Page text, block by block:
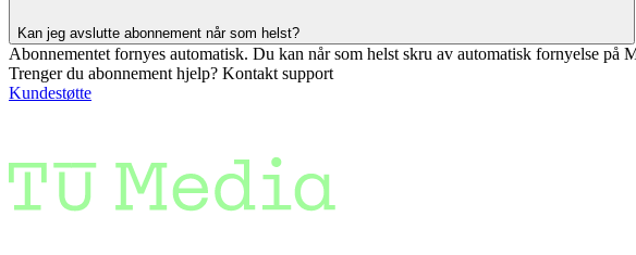
Kan jeg avslutte abonnement når som helst?
Abonnementet fornyes automatisk. Du kan når som helst skru av automatisk fornyelse på
Trenger du abonnement hjelp? Kontakt support
Kundestøtte